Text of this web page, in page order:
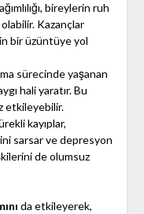
bireylerin ruh
Kazançlar
bir üzüntüye yol
sürecinde yaşanan
hali yaratır. Bu
etkileyebilir.
kayıplar,
sarsar ve depresyon
de olumsuz
da etkileyerek,